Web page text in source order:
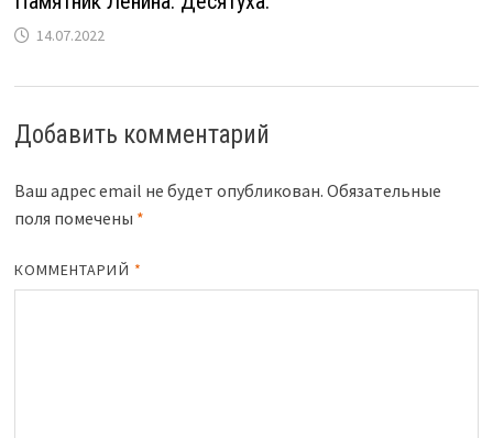
14.07.2022
Добавить комментарий
Ваш адрес email не будет опубликован. Обязательные
поля помечены *
КОММЕНТАРИЙ *